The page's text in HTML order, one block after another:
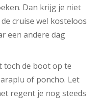
Dan krijg je niet
cruise wel kosteloos
een andere dag
toch de boot op te
of poncho. Let
regent je nog steeds